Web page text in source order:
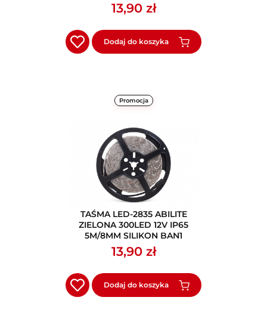
13,90 zł
Dodaj do koszyka
Promocja
TAŚMA LED-2835 ABILITE
ZIELONA 300LED 12V IP65
5M/8MM SILIKON BAN1
13,90 zł
Dodaj do koszyka